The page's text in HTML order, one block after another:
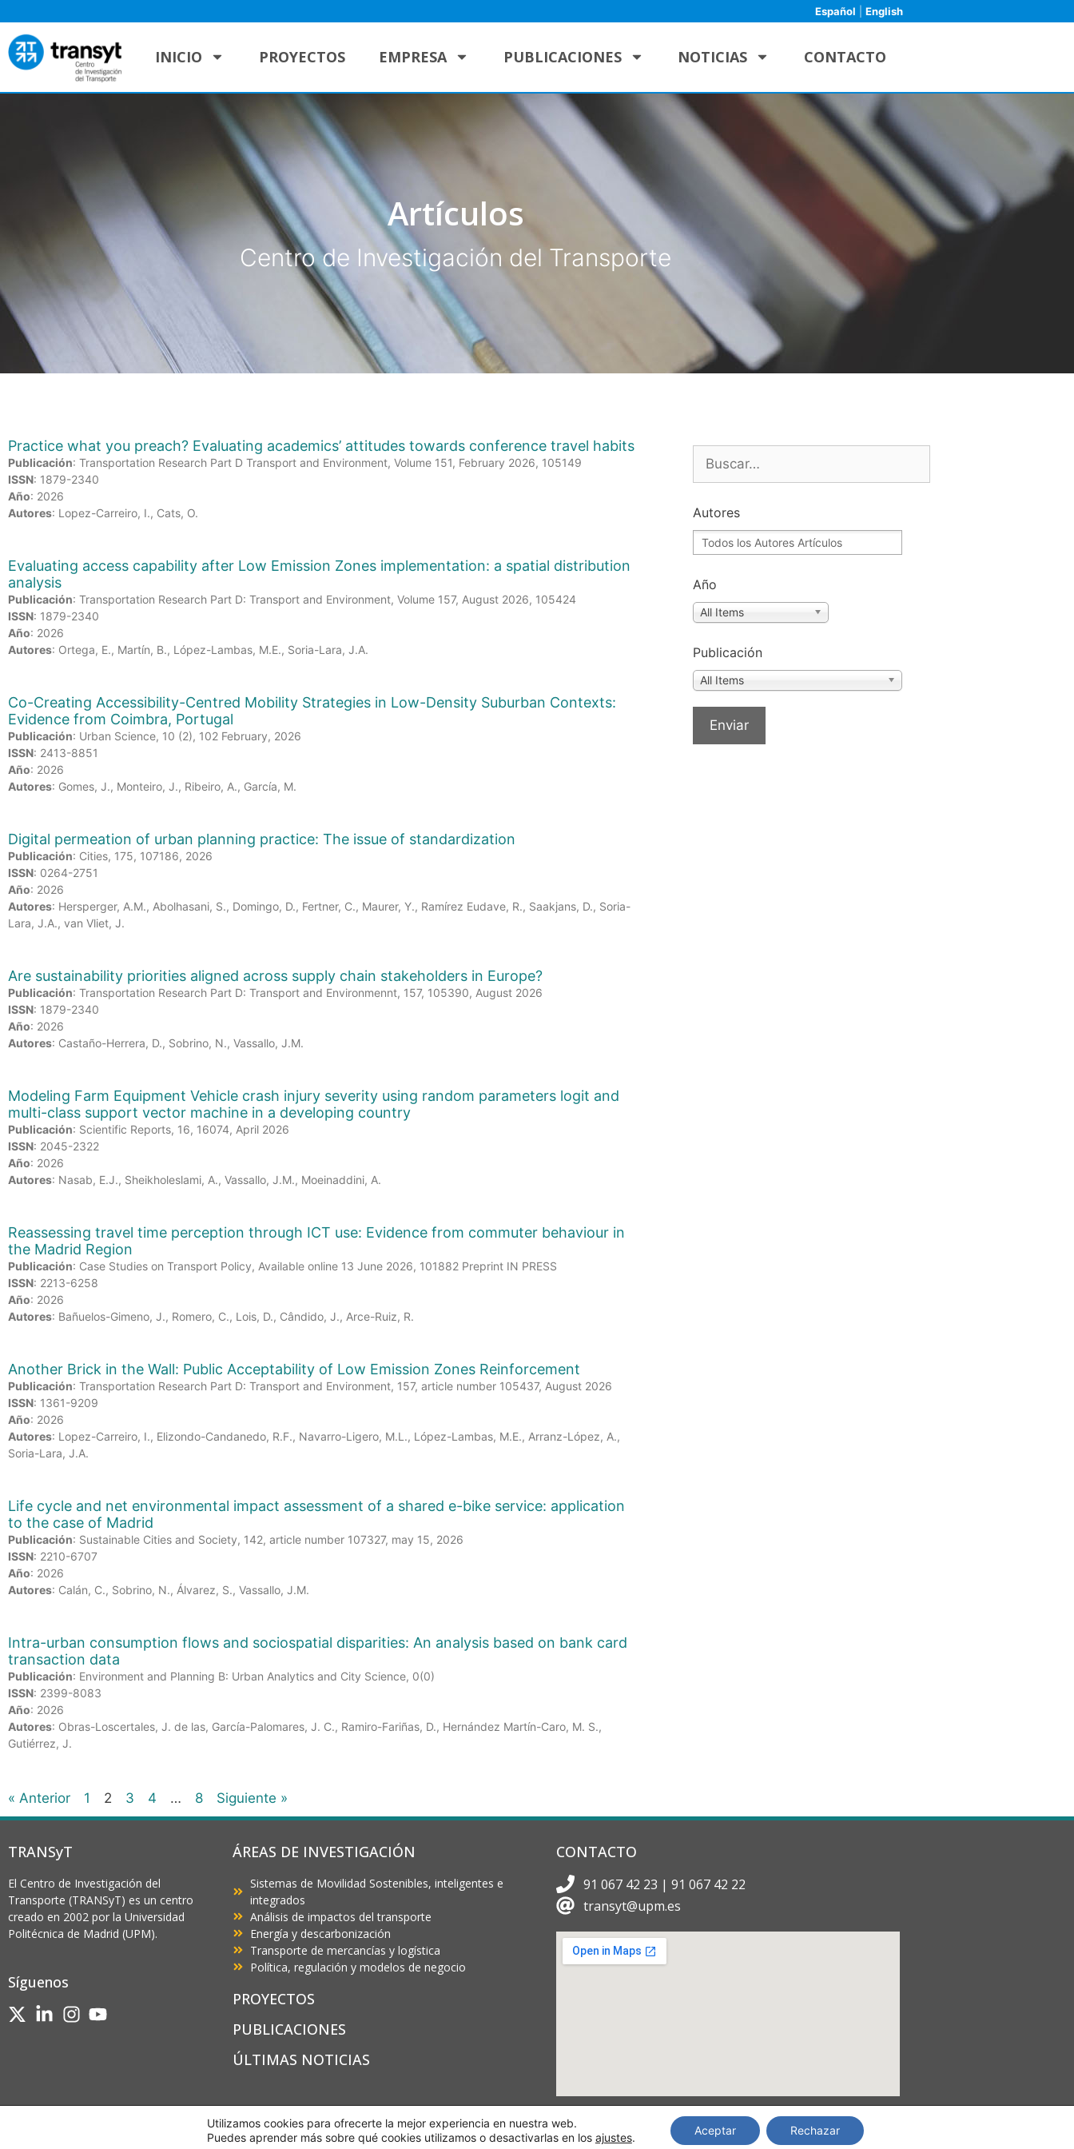
Español English
INICIO PROYECTOS EMPRESA PUBLICACIONES NOTICIAS CONTACTO
Artículos
Centro de Investigación del Transporte
Practice what you preach? Evaluating academics’ attitudes towards conference travel habits
Publicación: Transportation Research Part D Transport and Environment, Volume 151, February 2026, 105149
ISSN: 1879-2340
Año: 2026
Autores: Lopez-Carreiro, I., Cats, O.
Evaluating access capability after Low Emission Zones implementation: a spatial distribution
analysis
Publicación: Transportation Research Part D: Transport and Environment, Volume 157, August 2026, 105424
ISSN: 1879-2340
Año: 2026
Autores: Ortega, E., Martín, B., López-Lambas, M.E., Soria-Lara, J.A.
Co-Creating Accessibility-Centred Mobility Strategies in Low-Density Suburban Contexts:
Evidence from Coimbra, Portugal
Publicación: Urban Science, 10 (2), 102 February, 2026
ISSN: 2413-8851
Año: 2026
Autores: Gomes, J., Monteiro, J., Ribeiro, A., García, M.
Digital permeation of urban planning practice: The issue of standardization
Publicación: Cities, 175, 107186, 2026
ISSN: 0264-2751
Año: 2026
Autores: Hersperger, A.M., Abolhasani, S., Domingo, D., Fertner, C., Maurer, Y., Ramírez Eudave, R., Saakjans, D., Soria-
Lara, J.A., van Vliet, J.
Are sustainability priorities aligned across supply chain stakeholders in Europe?
Publicación: Transportation Research Part D: Transport and Environmennt, 157, 105390, August 2026
ISSN: 1879-2340
Año: 2026
Autores: Castaño-Herrera, D., Sobrino, N., Vassallo, J.M.
Modeling Farm Equipment Vehicle crash injury severity using random parameters logit and
multi-class support vector machine in a developing country
Publicación: Scientific Reports, 16, 16074, April 2026
ISSN: 2045-2322
Año: 2026
Autores: Nasab, E.J., Sheikholeslami, A., Vassallo, J.M., Moeinaddini, A.
Reassessing travel time perception through ICT use: Evidence from commuter behaviour in
the Madrid Region
Publicación: Case Studies on Transport Policy, Available online 13 June 2026, 101882 Preprint IN PRESS
ISSN: 2213-6258
Año: 2026
Autores: Bañuelos-Gimeno, J., Romero, C., Lois, D., Cândido, J., Arce-Ruiz, R.
Another Brick in the Wall: Public Acceptability of Low Emission Zones Reinforcement
Publicación: Transportation Research Part D: Transport and Environment, 157, article number 105437, August 2026
ISSN: 1361-9209
Año: 2026
Autores: Lopez-Carreiro, I., Elizondo-Candanedo, R.F., Navarro-Ligero, M.L., López-Lambas, M.E., Arranz-López, A.,
Soria-Lara, J.A.
Life cycle and net environmental impact assessment of a shared e-bike service: application
to the case of Madrid
Publicación: Sustainable Cities and Society, 142, article number 107327, may 15, 2026
ISSN: 2210-6707
Año: 2026
Autores: Calán, C., Sobrino, N., Álvarez, S., Vassallo, J.M.
Intra-urban consumption flows and sociospatial disparities: An analysis based on bank card
transaction data
Publicación: Environment and Planning B: Urban Analytics and City Science, 0(0)
ISSN: 2399-8083
Año: 2026
Autores: Obras-Loscertales, J. de las, García-Palomares, J. C., Ramiro-Fariñas, D., Hernández Martín-Caro, M. S.,
Gutiérrez, J.
« Anterior 1 2 3 4 … 8 Siguiente »
Autores
Año
All Items
Publicación
All Items
TRANSyT
El Centro de Investigación del
Transporte (TRANSyT) es un centro
creado en 2002 por la Universidad
Politécnica de Madrid (UPM).
Síguenos
ÁREAS DE INVESTIGACIÓN
Sistemas de Movilidad Sostenibles, inteligentes e
integrados
Análisis de impactos del transporte
Energía y descarbonización
Transporte de mercancías y logística
Política, regulación y modelos de negocio
PROYECTOS
PUBLICACIONES
ÚLTIMAS NOTICIAS
CONTACTO
91 067 42 23 | 91 067 42 22
transyt@upm.es
Copyright © 2024 TRANSyT.
Utilizamos cookies para ofrecerte la mejor experiencia en nuestra web.
Puedes aprender más sobre qué cookies utilizamos o desactivarlas en los ajustes.
Aceptar Rechazar